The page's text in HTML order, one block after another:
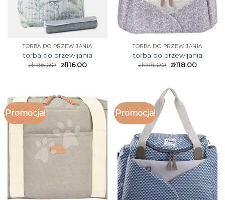
TORBA DO PRZEWIJANIA
torba do przewijania
zł186.00 zł116.00
TORBA DO PRZEWIJANIA
torba do przewijania
zł189.00 zł118.00
Promocja! Promocja!